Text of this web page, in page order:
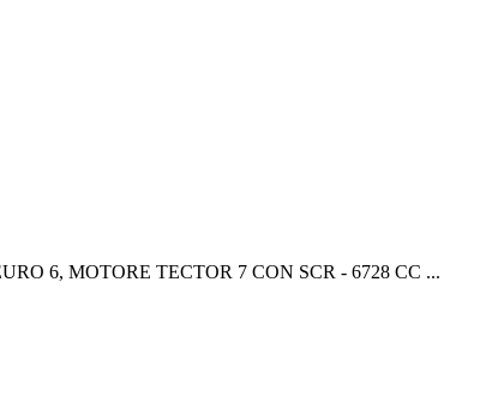
6, MOTORE TECTOR 7 CON SCR - 6728 CC ...